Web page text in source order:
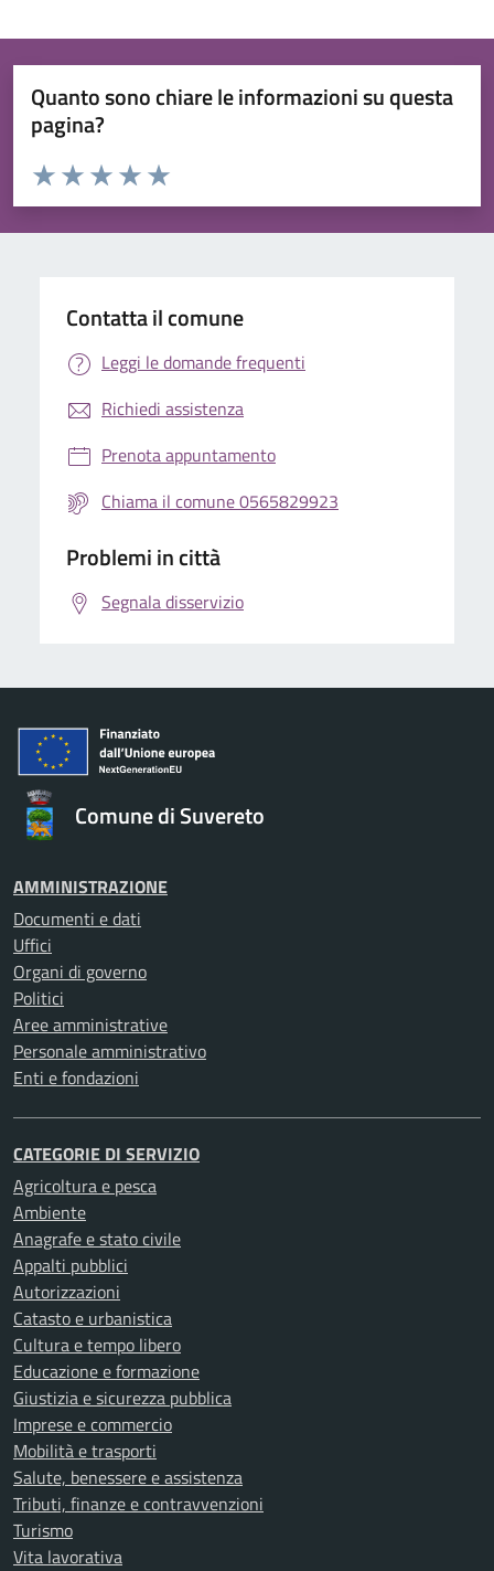
Quanto sono chiare le informazioni su questa
pagina?
Valuta da 1 a 5 stelle la pagina
Valuta 5 stelle su 5
Valuta 4 stelle su 5
Valuta 3 stelle su 5
Valuta 2 stelle su 5
Valuta 1 stelle su 5
Contatta il comune
Leggi le domande frequenti
Richiedi assistenza
Prenota appuntamento
Chiama il comune 0565829923
Problemi in città
Segnala disservizio
Comune di Suvereto
AMMINISTRAZIONE
Documenti e dati
Uffici
Organi di governo
Politici
Aree amministrative
Personale amministrativo
Enti e fondazioni
CATEGORIE DI SERVIZIO
Agricoltura e pesca
Ambiente
Anagrafe e stato civile
Appalti pubblici
Autorizzazioni
Catasto e urbanistica
Cultura e tempo libero
Educazione e formazione
Giustizia e sicurezza pubblica
Imprese e commercio
Mobilità e trasporti
Salute, benessere e assistenza
Tributi, finanze e contravvenzioni
Turismo
Vita lavorativa